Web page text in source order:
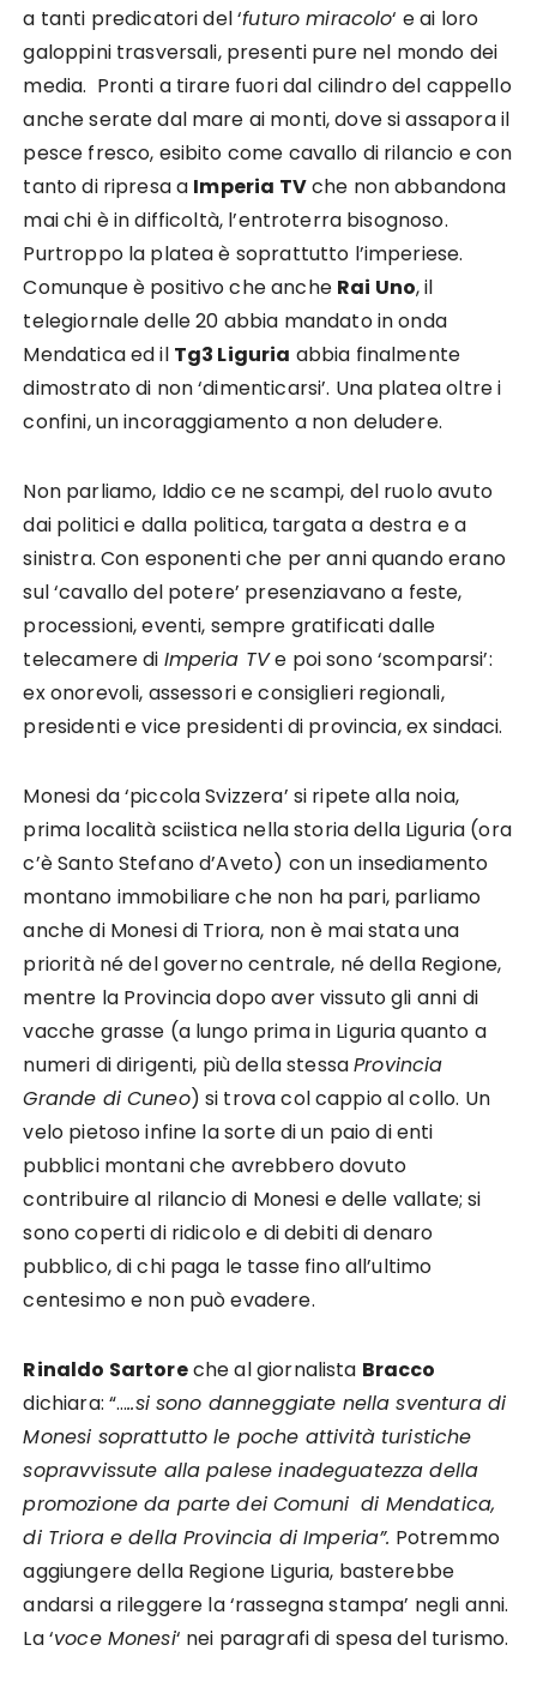
a tanti predicatori del ‘futuro miracolo‘ e ai loro
galoppini trasversali, presenti pure nel mondo dei
media. Pronti a tirare fuori dal cilindro del cappello
anche serate dal mare ai monti, dove si assapora il
pesce fresco, esibito come cavallo di rilancio e con
tanto di ripresa a Imperia TVche non abbandona
mai chi è in difficoltà, l’entroterra bisognoso.
Purtroppo la platea è soprattutto l’imperiese.
Comunque è positivo che anche Rai Uno, il
telegiornale delle 20 abbia mandato in onda
Mendatica ed il Tg3 Liguria abbia finalmente
dimostrato di non ‘dimenticarsi’. Una platea oltre i
confini, un incoraggiamento a non deludere.
Non parliamo, Iddio ce ne scampi, del ruolo avuto
dai politici e dalla politica, targata a destra e a
sinistra. Con esponenti che per anni quando erano
sul ‘cavallo del potere’ presenziavano a feste,
processioni, eventi, sempre gratificati dalle
telecamere di Imperia TVe poi sono ‘scomparsi’:
ex onorevoli, assessori e consiglieri regionali,
presidenti e vice presidenti di provincia, ex sindaci.
Monesi da ‘piccola Svizzera’ si ripete alla noia,
prima località sciistica nella storia della Liguria (ora
c’è Santo Stefano d’Aveto) con un insediamento
montano immobiliare che non ha pari, parliamo
anche di Monesi di Triora, non è mai stata una
priorità né del governo centrale, né della Regione,
mentre la Provincia dopo aver vissuto gli anni di
vacche grasse (a lungo prima in Liguria quanto a
numeri di dirigenti, più della stessaProvincia
Grande di Cuneo) si trova col cappio al collo. Un
velo pietoso infine la sorte di un paio di enti
pubblici montani che avrebbero dovuto
contribuire al rilancio di Monesi e delle vallate; si
sono coperti di ridicolo e di debiti di denaro
pubblico, di chi paga le tasse fino all’ultimo
centesimo e non può evadere.
Rinaldo Sartoreche al giornalista Bracco
dichiara: “…..si sono danneggiate nella sventura di
Monesi soprattutto le poche attività turistiche
sopravvissute alla palese inadeguatezza della
promozione da parte dei Comuni di Mendatica,
di Triora e della Provincia di Imperia”. Potremmo
aggiungere della Regione Liguria, basterebbe
andarsi a rileggere la ‘rassegna stampa’ negli anni.
La ‘voce Monesi‘ nei paragrafi di spesa del turismo.